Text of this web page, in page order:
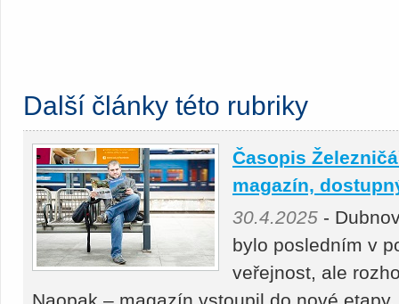
Další články této rubriky
Časopis
magazín,
30.4.2025 -
bylo posledním v
veřejnost, ale
Naopak – magazín vstoupil do nové